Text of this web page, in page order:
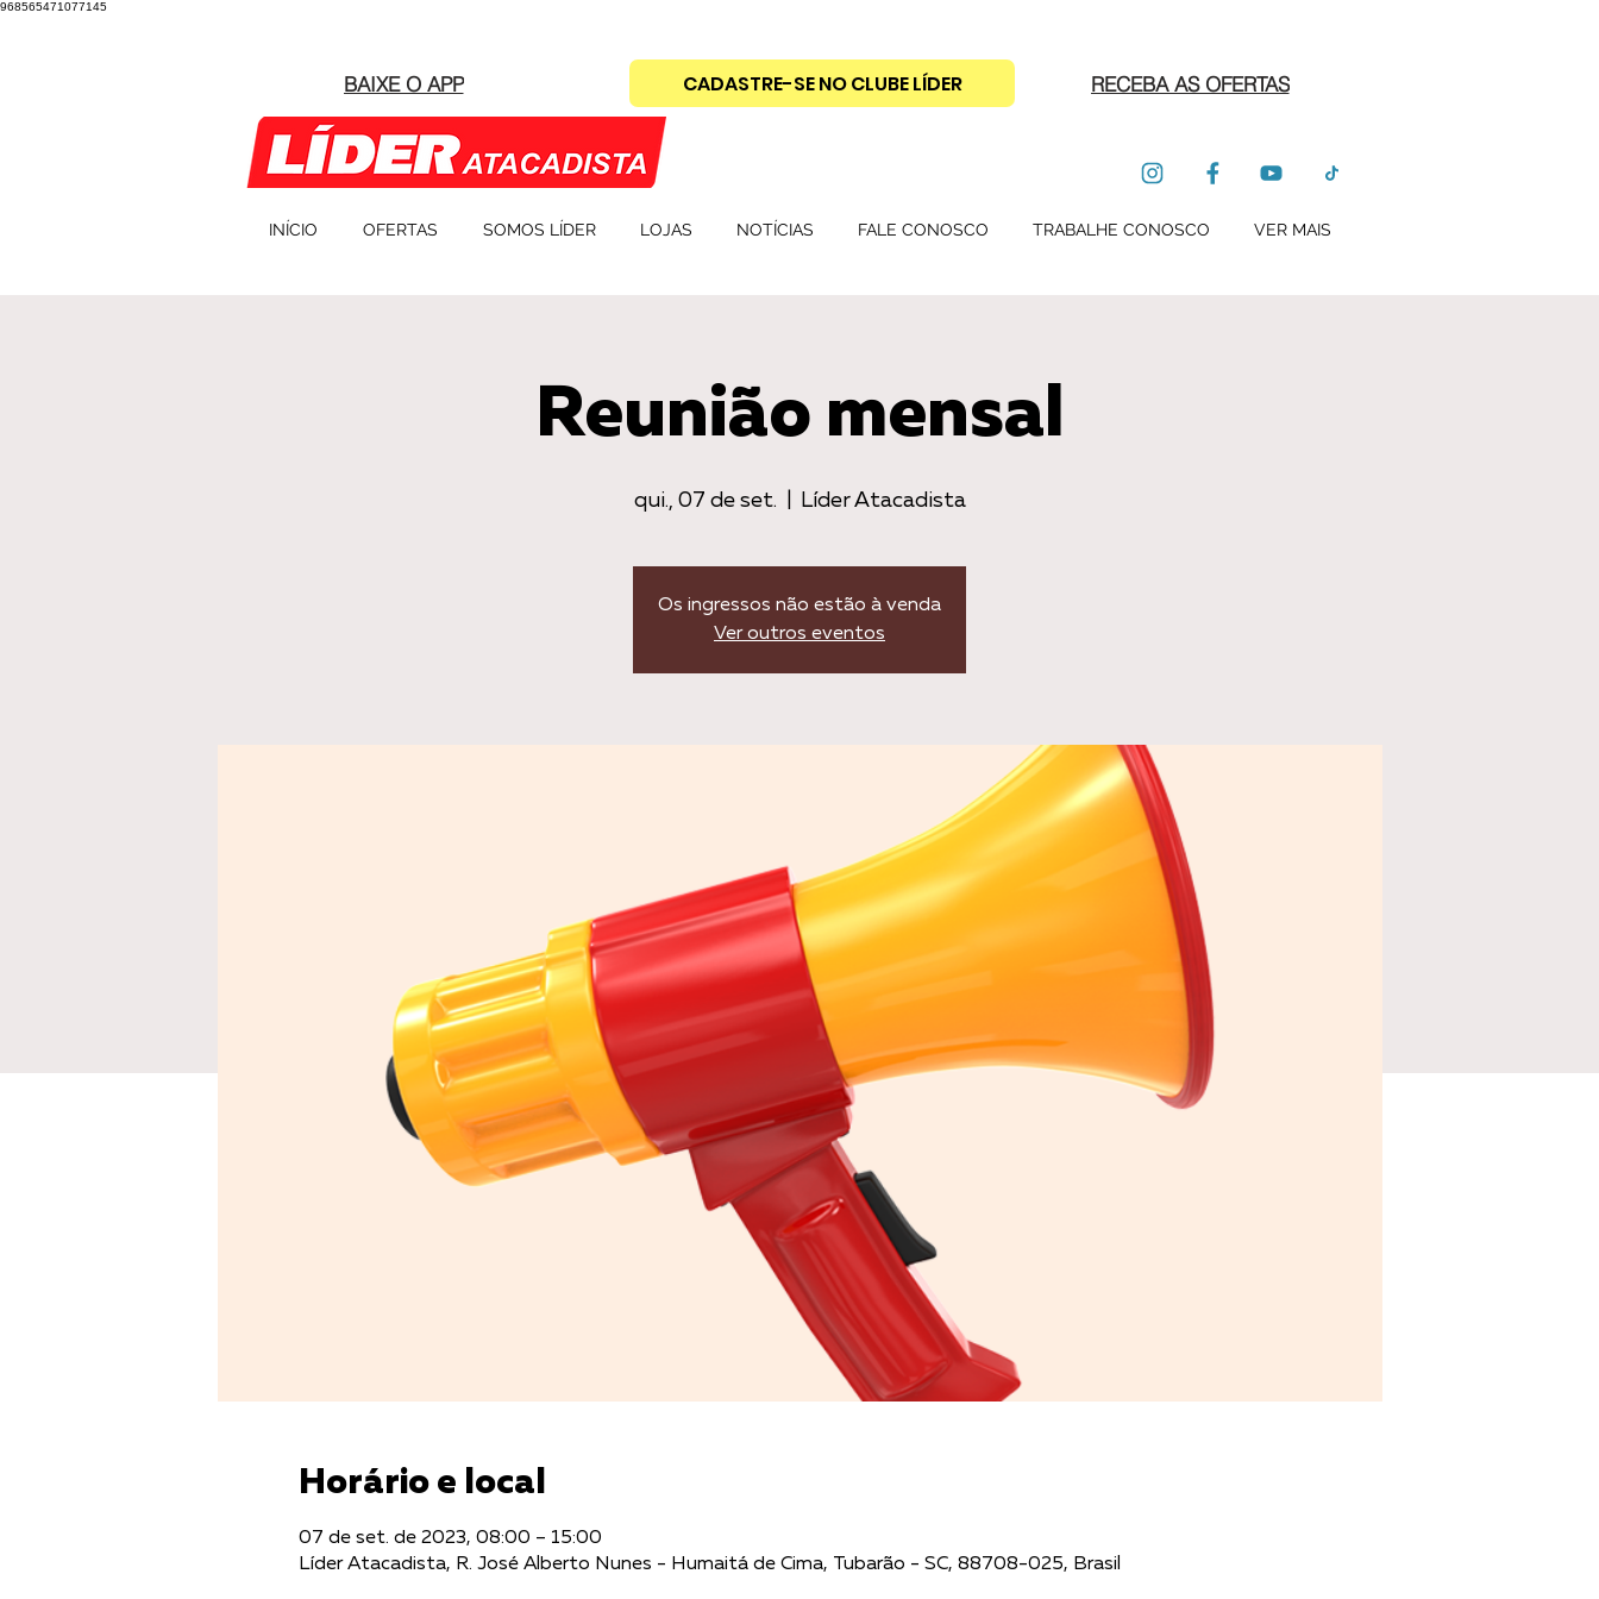
968565471077145
BAIXE O APP CADASTRE-SE NO CLUBE LÍDER RECEBA AS OFERTAS
INÍCIO OFERTAS SOMOS LÍDER LOJAS NOTÍCIAS FALE CONOSCO TRABALHE CONOSCO VER MAIS
Reunião mensal
qui., 07 de set. Líder Atacadista
Os ingressos não estão à venda
Ver outros eventos
Horário e local
07 de set. de 2023, 08:00 – 15:00
Líder Atacadista, R. José Alberto Nunes - Humaitá de Cima, Tubarão - SC, 88708-025, Brasil